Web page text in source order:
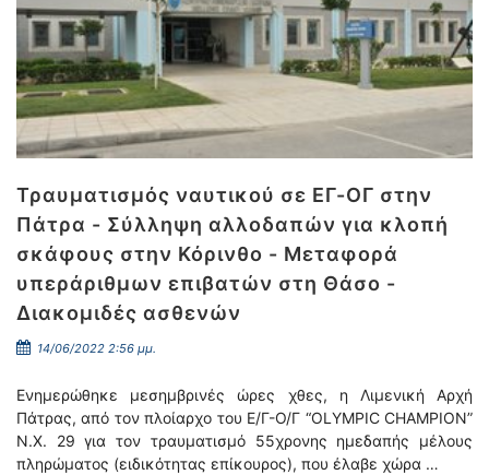
Τραυματισμός ναυτικού σε ΕΓ-ΟΓ στην
Πάτρα - Σύλληψη αλλοδαπών για κλοπή
σκάφους στην Κόρινθο - Μεταφορά
υπεράριθμων επιβατών στη Θάσο -
Διακομιδές ασθενών
14/06/2022 2:56 μμ.
Ενημερώθηκε μεσημβρινές ώρες χθες, η Λιμενική Αρχή
Πάτρας, από τον πλοίαρχο του Ε/Γ-Ο/Γ “OLYMPIC CHAMPION”
Ν.Χ. 29 για τον τραυματισμό 55χρονης ημεδαπής μέλους
πληρώματος (ειδικότητας επίκουρος), που έλαβε χώρα …